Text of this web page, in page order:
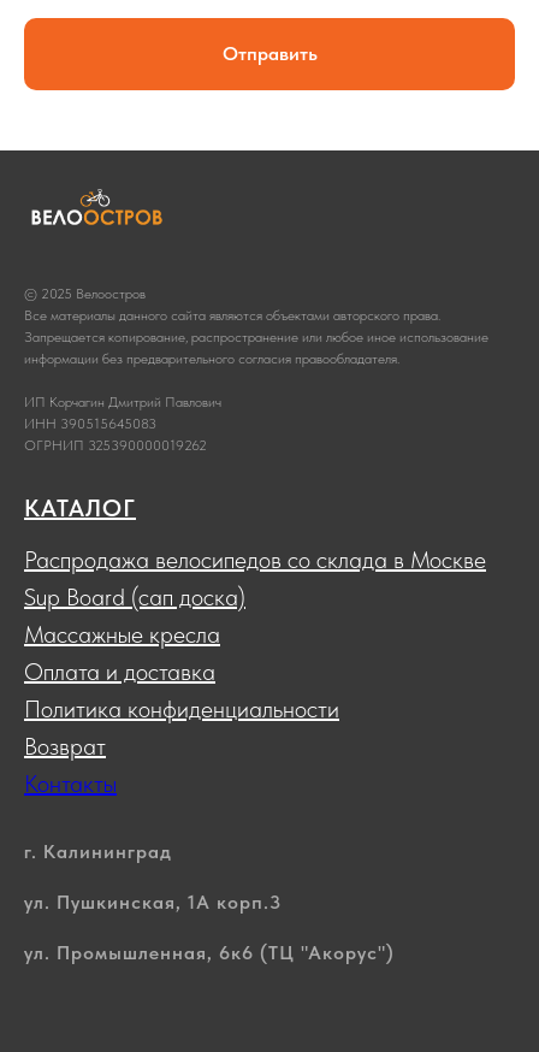
Отправить
© 2025 Велоостров
Все материалы данного сайта являются объектами авторского права.
Запрещается копирование, распространение или любое иное использование
информации без предварительного согласия правообладателя.
ИП Корчагин Дмитрий Павлович
ИНН 390515645083
ОГРНИП 325390000019262
КАТАЛОГ
Распродажа велосипедов со склада в Москве
Sup Board (сап доска)
Массажные кресла
Оплата и доставка
Политика конфиденциальности
Возврат
Контакты
г. Калининград
ул. Пушкинская, 1А корп.3
ул. Промышленная, 6к6 (ТЦ "Акорус")